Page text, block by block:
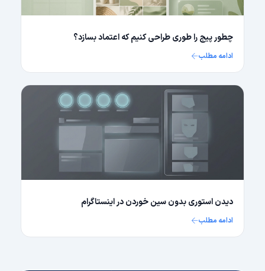
چطور پیج را طوری طراحی کنیم که اعتماد بسازد؟
ادامه مطلب
دیدن استوری بدون سین خوردن در اینستاگرام
ادامه مطلب